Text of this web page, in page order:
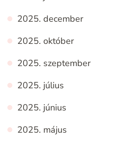
2025. december
2025. október
2025. szeptember
2025. július
2025. június
2025. május